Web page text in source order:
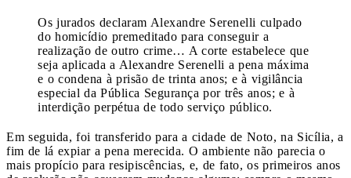
Os jurados declaram Alexandre Serenelli culpado
do homicídio premeditado para conseguir a
realização de outro crime… A corte estabelece que
seja aplicada a Alexandre Serenelli a pena máxima
e o condena à prisão de trinta anos; e à vigilância
especial da Pública Segurança por três anos; e à
interdição perpétua de todo serviço público.
Em seguida, foi transferido para a cidade de Noto, na Sicília, a
fim de lá expiar a pena merecida. O ambiente não parecia o
mais propício para resipiscências, e, de fato, os primeiros anos